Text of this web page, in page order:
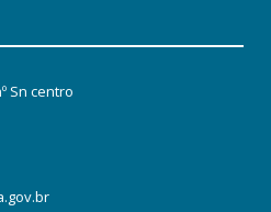
Sn centro